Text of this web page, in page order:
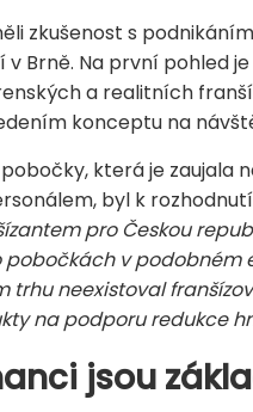
zkušenost s
Brně. Na první pohled
a realitních
konceptu na
která je zaujala
byl k
pro Českou
pobočkách v podobném
trhu neexistoval
na podporu redukce
jsou